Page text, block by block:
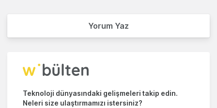
Yorum Yaz
Teknoloji dünyasındaki gelişmeleri takip edin.
Neleri size ulaştırmamızı istersiniz?